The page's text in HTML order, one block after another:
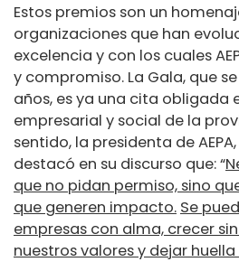
Estos premios son un
organizaciones que han
excelencia y con los cuales
y compromiso. La Gala, que
años, es ya una cita obligada
empresarial y social de la
sentido, la presidenta de AEPA,
destacó en su discurso que: “
que no pidan permiso, sino
que generen impacto. Se
empresas con alma, crecer
nuestros valores y dejar